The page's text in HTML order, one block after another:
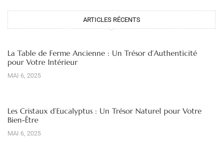
ARTICLES RÉCENTS
La Table de Ferme Ancienne : Un Trésor d’Authenticité
pour Votre Intérieur
MAI 6, 2025
Les Cristaux d’Eucalyptus : Un Trésor Naturel pour Votre
Bien-Être
MAI 6, 2025